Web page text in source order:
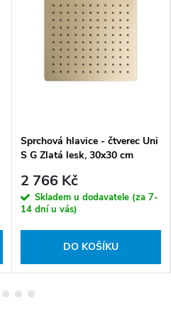
Sprchová hlavice - čtverec Uni
S G Zlatá lesk, 30x30 cm
2 766 Kč
Skladem u dodavatele (za 7-
14 dní u vás)
DO KOŠÍKU